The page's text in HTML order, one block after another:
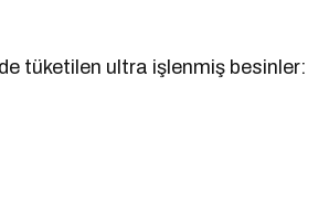
tüketilen ultra işlenmiş besinler: